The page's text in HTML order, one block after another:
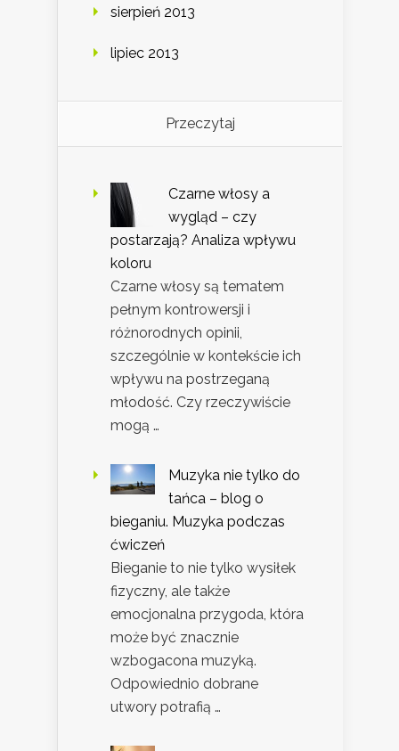
sierpień 2013
lipiec 2013
Przeczytaj
Czarne włosy a
wygląd – czy
postarzają? Analiza wpływu
koloru
Czarne włosy są tematem
pełnym kontrowersji i
różnorodnych opinii,
szczególnie w kontekście ich
wpływu na postrzeganą
młodość. Czy rzeczywiście
mogą …
Muzyka nie tylko do
tańca – blog o
bieganiu. Muzyka podczas
ćwiczeń
Bieganie to nie tylko wysiłek
fizyczny, ale także
emocjonalna przygoda, która
może być znacznie
wzbogacona muzyką.
Odpowiednio dobrane
utwory potrafią …